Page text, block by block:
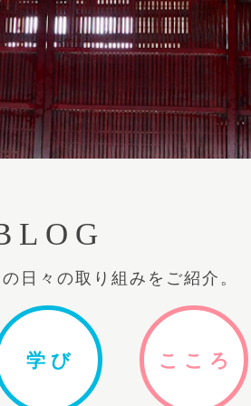
日々の取り組みをご紹介。
学 び ここ ろ